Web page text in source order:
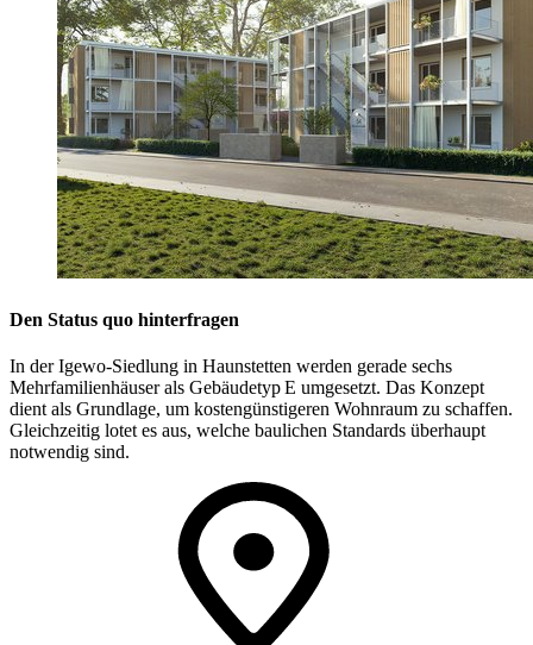
Den Status quo hinterfragen
In der Igewo-Siedlung in Haunstetten werden gerade sechs
Mehrfamilienhäuser als Gebäudetyp E umgesetzt. Das Konzept
dient als Grundlage, um kostengünstigeren Wohnraum zu schaffen.
Gleichzeitig lotet es aus, welche baulichen Standards überhaupt
notwendig sind.